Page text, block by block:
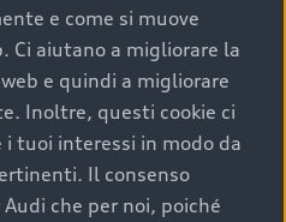
Service.
andare più lontano.
e come si muove
Ci aiutano a migliorare la
e quindi a migliorare
Inoltre, questi cookie ci
tuoi interessi in modo da
Il consenso
che per noi, poiché